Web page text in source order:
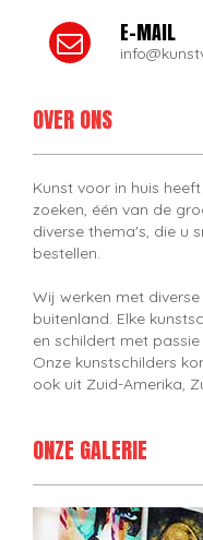
E-MAIL
OVER ONS
Kunst voor in huis
zoeken, één van de
diverse thema's, die u
bestellen.
Wij werken met
buitenland. Elke
en schildert met
Onze kunstschilders
ook uit Zuid-Amerika,
ONZE GALERIE